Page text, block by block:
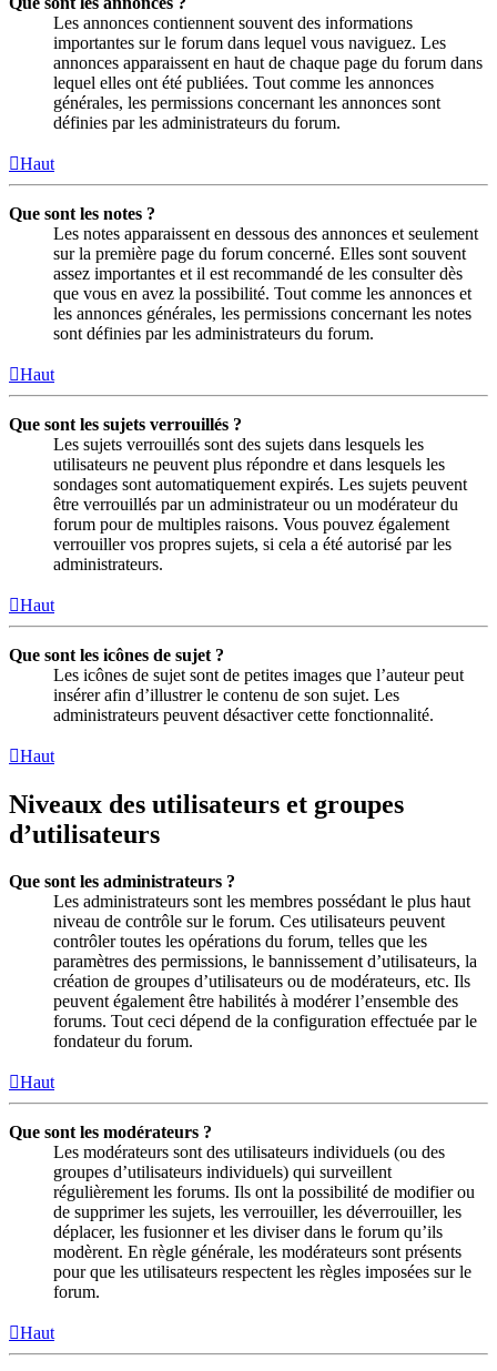
Les annonces contiennent souvent des informations
importantes sur le forum dans lequel vous naviguez. Les
annonces apparaissent en haut de chaque page du forum dans
lequel elles ont été publiées. Tout comme les annonces
générales, les permissions concernant les annonces sont
définies par les administrateurs du forum.
Haut
Que sont les notes ?
Les notes apparaissent en dessous des annonces et seulement
sur la première page du forum concerné. Elles sont souvent
assez importantes et il est recommandé de les consulter dès
que vous en avez la possibilité. Tout comme les annonces et
les annonces générales, les permissions concernant les notes
sont définies par les administrateurs du forum.
Haut
Que sont les sujets verrouillés ?
Les sujets verrouillés sont des sujets dans lesquels les
utilisateurs ne peuvent plus répondre et dans lesquels les
sondages sont automatiquement expirés. Les sujets peuvent
être verrouillés par un administrateur ou un modérateur du
forum pour de multiples raisons. Vous pouvez également
verrouiller vos propres sujets, si cela a été autorisé par les
administrateurs.
Haut
Que sont les icônes de sujet ?
Les icônes de sujet sont de petites images que l’auteur peut
insérer afin d’illustrer le contenu de son sujet. Les
administrateurs peuvent désactiver cette fonctionnalité.
Haut
Niveaux des utilisateurs et groupes
d’utilisateurs
Que sont les administrateurs ?
Les administrateurs sont les membres possédant le plus haut
niveau de contrôle sur le forum. Ces utilisateurs peuvent
contrôler toutes les opérations du forum, telles que les
paramètres des permissions, le bannissement d’utilisateurs, la
création de groupes d’utilisateurs ou de modérateurs, etc. Ils
peuvent également être habilités à modérer l’ensemble des
forums. Tout ceci dépend de la configuration effectuée par le
fondateur du forum.
Haut
Que sont les modérateurs ?
Les modérateurs sont des utilisateurs individuels (ou des
groupes d’utilisateurs individuels) qui surveillent
régulièrement les forums. Ils ont la possibilité de modifier ou
de supprimer les sujets, les verrouiller, les déverrouiller, les
déplacer, les fusionner et les diviser dans le forum qu’ils
modèrent. En règle générale, les modérateurs sont présents
pour que les utilisateurs respectent les règles imposées sur le
forum.
Haut